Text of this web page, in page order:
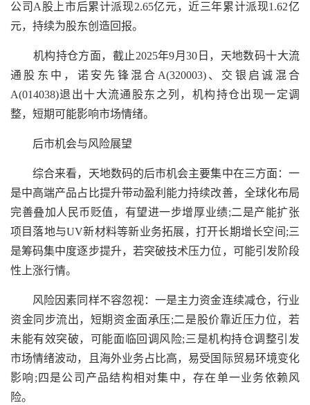
公司A股上市后累计派现2.65亿元，近三年累计派现1.62亿
元，持续为股东创造回报。
机构持仓方面，截止2025年9月30日，天地数码十大流
通股东中，诺安先锋混合A(320003)、交银启诚混合
A(014038)退出十大流通股东之列，机构持仓出现一定调
整，短期可能影响市场情绪。
后市机会与风险展望
综合来看，天地数码的后市机会主要集中在三方面：一
是中高端产品占比提升带动盈利能力持续改善，全球化布局
完善叠加人民币贬值，有望进一步增厚业绩;二是产能扩张
项目落地与UV新材料等新业务拓展，打开长期增长空间;三
是筹码集中度逐步提升，若突破技术压力位，可能引发阶段
性上涨行情。
风险因素同样不容忽视：一是主力资金连续减仓，行业
资金同步流出，短期资金面承压;二是股价靠近压力位，若
未能有效突破，可能面临回调风险;三是机构持仓调整引发
市场情绪波动，且海外业务占比高，易受国际贸易环境变化
影响;四是公司产品结构相对集中，存在单一业务依赖风
险。